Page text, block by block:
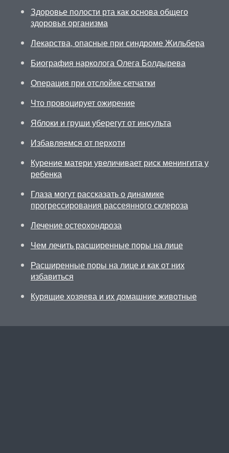
Здоровье полости рта как основа общего
здоровья организма
Лекарства, опасные при синдроме Жильбера
Биография нарколога Олега Болдырева
Операция при отслойке сетчатки
Что провоцирует ожирение
Яблоки и груши уберегут от инсульта
Избавляемся от перхоти
Курение матери увеличивает риск менингита у
ребенка
Глаза могут рассказать о динамике
прогрессирования рассеянного склероза
Лечение остеохондроза
Чем лечить расширенные поры на лице
Расширенные поры на лице и как от них
избавиться
Курящие хозяева и их домашние животные